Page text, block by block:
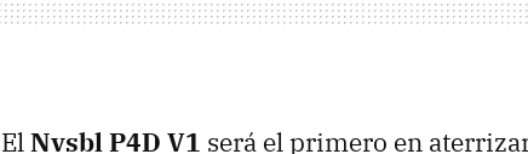
ElNvsbl P4D V1 será el primero en